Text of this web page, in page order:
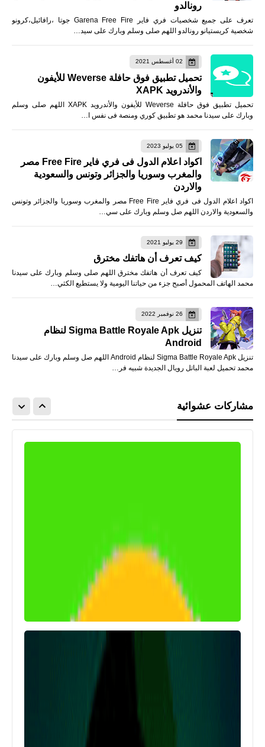
رونالدو
تعرف على جميع شخصيات فري فاير Garena Free Fire جوتا ،رافائيل،كرونو
شخصية كريستيانو رونالدو اللهم صلى وسلم وبارك على سيد…
02 أغسطس 2021
تحميل تطبيق فوق حافلة Weverse للأيفون
والأندرويد XAPK
تحميل تطبيق فوق حافلة Weverse للأيفون والأندرويد XAPK اللهم صلى وسلم
وبارك على سيدنا محمد هو تطبيق كوري ومنصة فى نفس ا…
05 يوليو 2023
اكواد اعلام الدول فى فري فاير Free Fire مصر
والمغرب وسوريا والجزائر وتونس والسعودية
والاردن
اكواد اعلام الدول فى فري فاير Free Fire مصر والمغرب وسوريا والجزائر وتونس
والسعودية والاردن اللهم صل وسلم وبارك على سي…
29 يوليو 2021
كيف تعرف أن هاتفك مخترق
كيف تعرف أن هاتفك مخترق اللهم صلى وسلم وبارك على سيدنا
محمد الهاتف المحمول أصبح جزء من حياتنا اليومية ولا يستطيع الكثي…
26 نوفمبر 2022
تنزيل Sigma Battle Royale Apk لنظام
Android
تنزيل Sigma Battle Royale Apk لنظام Android اللهم صل وسلم وبارك على سيدنا
محمد تحميل لعبة الباتل رويال الجديدة شبيه فر…
مشاركات عشوائية